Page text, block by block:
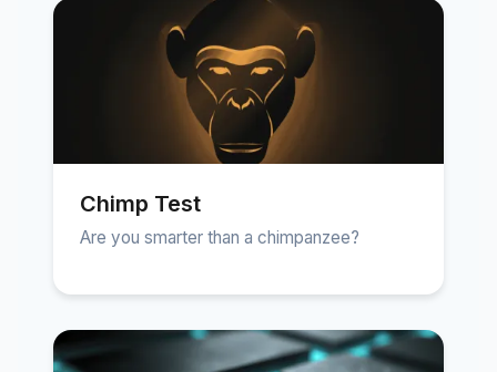
Chimp Test
Are you smarter than a chimpanzee?